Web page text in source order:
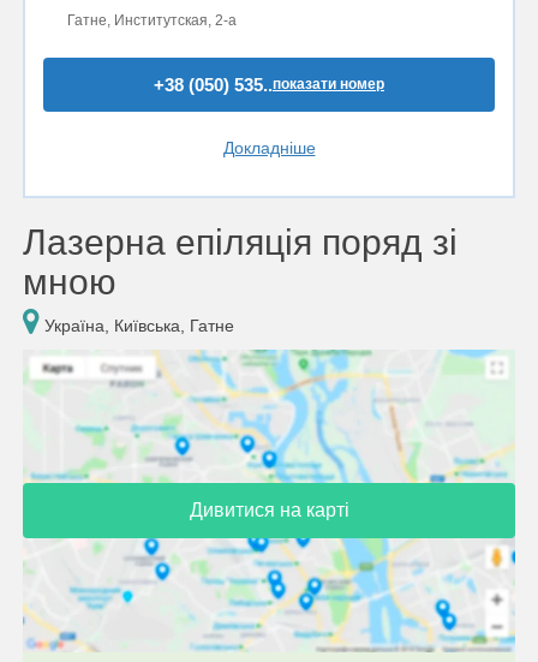
Гатне, Институтская, 2-а
+38 (050) 535..показати номер
Докладніше
Лазерна епіляція поряд зі
мною
Україна, Київська, Гатне
Дивитися на карті